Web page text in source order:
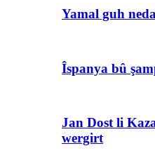
Yamal guh
Îspanya bû
Jan Dost li
wergirt